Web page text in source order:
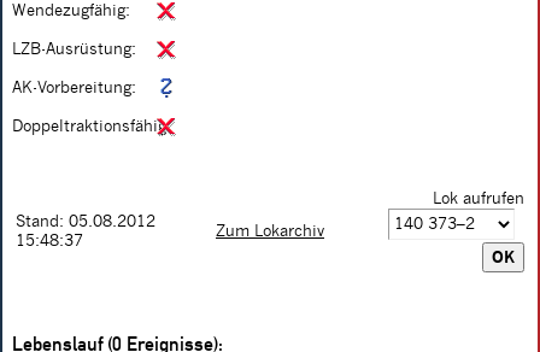
Wendezugfähig:
LZB-Ausrüstung:
AK-Vorbereitung:
Doppeltraktionsfähig:
Stand: 05.08.2012
15:48:37
Zum Lokarchiv
Lok aufrufen
Lebenslauf (0 Ereignisse):